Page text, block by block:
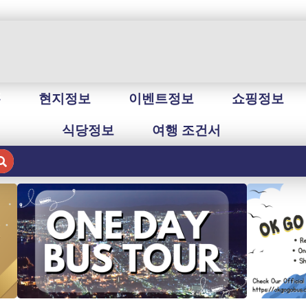
현지정보 이벤트정보 쇼핑정보
식당정보
여행 조건서